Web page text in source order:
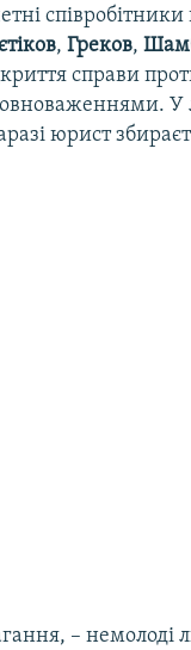
,Греков,
справи
У
юрист
– немолоді